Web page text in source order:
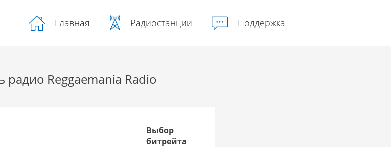
Главная Радиостанции Поддержка
радио Reggaemania Radio
Выбор
битрейта